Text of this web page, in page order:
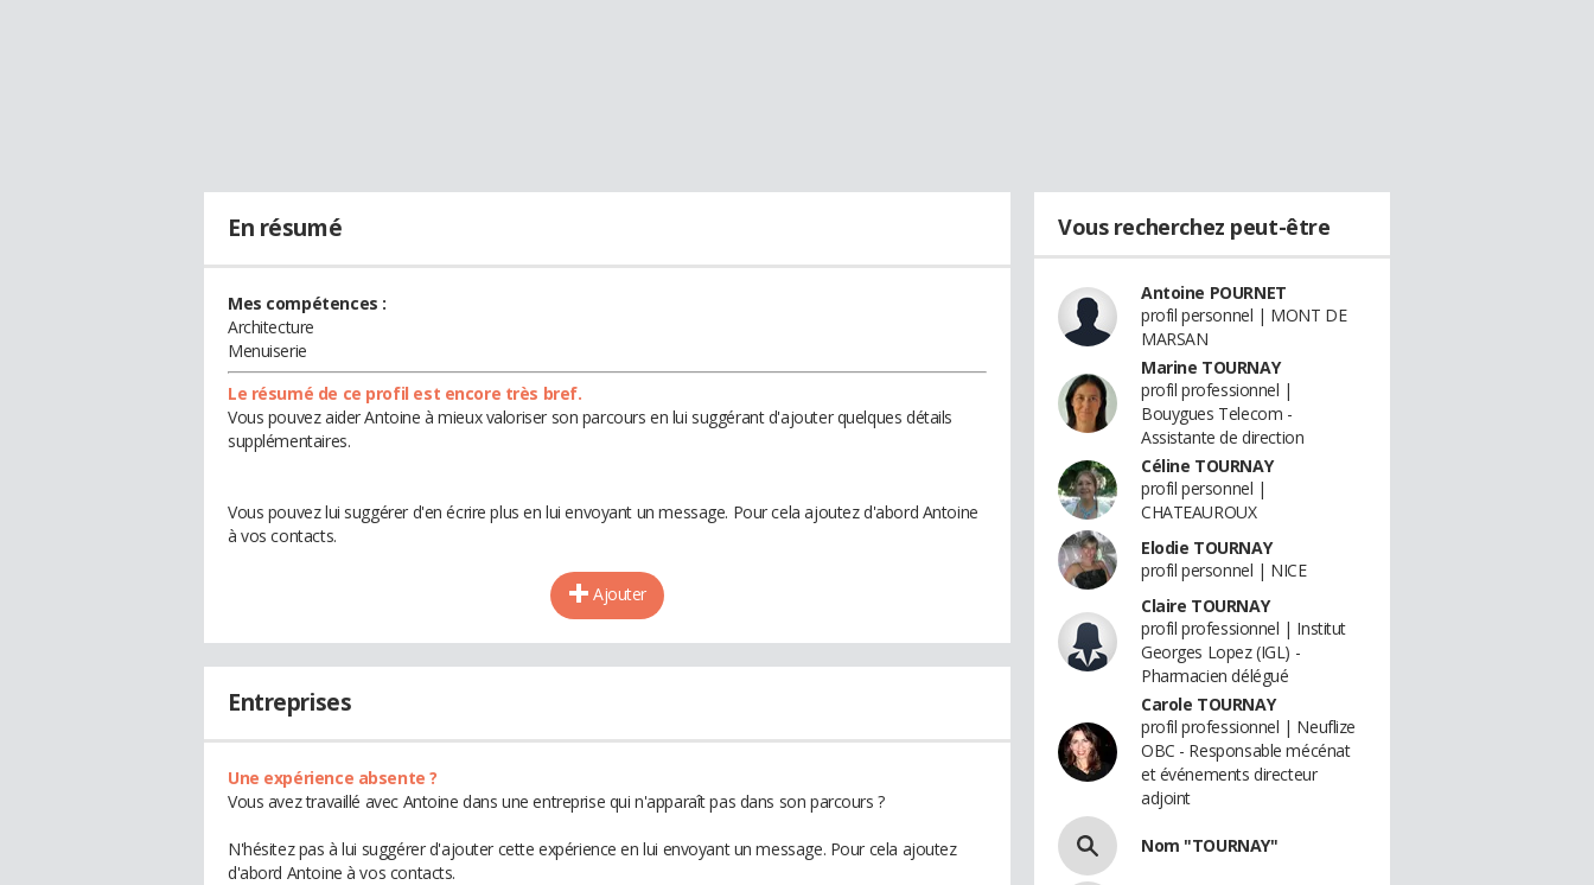
En résumé
Mes compétences :
Architecture
Menuiserie
Le résumé de ce profil est encore très bref.
Vous pouvez aider Antoine à mieux valoriser son parcours en lui suggérant d'ajouter quelques détails
supplémentaires.
Vous pouvez lui suggérer d'en écrire plus en lui envoyant un message. Pour cela ajoutez d'abord Antoine
à vos contacts.
Ajouter
Entreprises
Une expérience absente ?
Vous avez travaillé avec Antoine dans une entreprise qui n'apparaît pas dans son parcours ?
N'hésitez pas à lui suggérer d'ajouter cette expérience en lui envoyant un message. Pour cela ajoutez
d'abord Antoine à vos contacts.
Vous recherchez peut-être
Antoine POURNET
profil personnel | MONT DE
MARSAN
Marine TOURNAY
profil professionnel |
Bouygues Telecom -
Assistante de direction
Céline TOURNAY
profil personnel |
CHATEAUROUX
Elodie TOURNAY
profil personnel | NICE
Claire TOURNAY
profil professionnel | Institut
Georges Lopez (IGL) -
Pharmacien délégué
Carole TOURNAY
profil professionnel | Neuflize
OBC - Responsable mécénat
et événements directeur
adjoint
Nom "TOURNAY"